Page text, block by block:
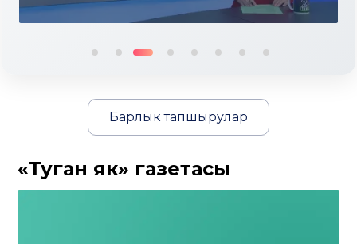
Барлык тапшырулар
«Туган як» газетасы